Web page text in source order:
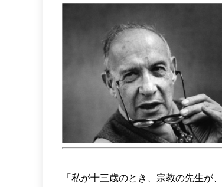
「私が十三歳のとき、宗教の先生が、